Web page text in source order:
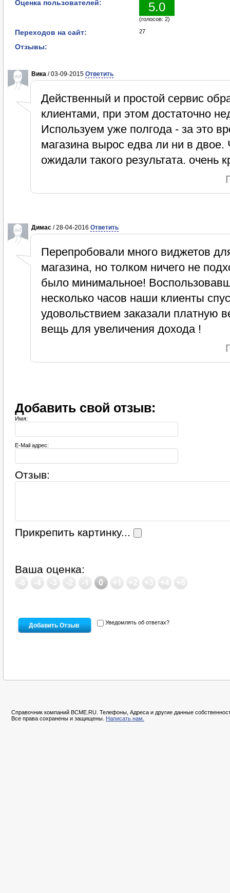
Оценка пользователей: 5.0
(голосов: 2)
Переходов на сайт: 27
Отзывы:
Вика / 03-09-2015 Ответить
Действенный и простой сервис
клиентами, при этом достаточно
Используем уже полгода - за это
магазина вырос едва ли ни в двое.
ожидали такого результата. очень
Димас / 28-04-2016 Ответить
Перепробовали много виджетов
магазина, но толком ничего не
было минимальное!
несколько часов наши клиенты
удовольствием заказали платную
вещь для увеличения дохода !
Добавить свой отзыв:
Имя:
E-Mail адрес:
Отзыв:
Прикрепить картинку...
Ваша оценка:
Уведомлять об ответах?
Справочник компаний BCME.RU. Телефоны, Адреса и другие данные
Все права сохранены и защищены. Написать нам.